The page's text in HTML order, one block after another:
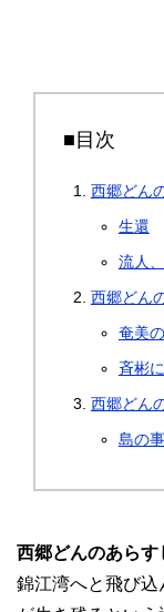
■目次
西郷どん
生還
流人
西郷どん
奄美
斉彬
西郷どん
島の事
西郷どんのあらす
錦江湾へと飛び